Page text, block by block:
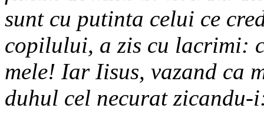
sunt cu putinta celui ce
copilului, a zis cu lacrimi:
mele! Iar Iisus, vazand ca
duhul cel necurat